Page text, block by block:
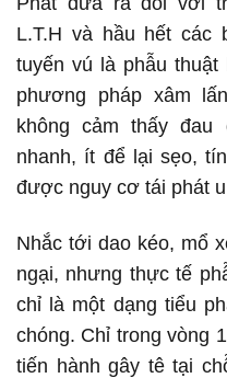
L.T.H và hầu hết các
tuyến vú là phẫu
phương pháp xâm
không cảm thấy
nhanh, ít để lại sẹo,
được nguy cơ tái phát
Nhắc tới dao kéo, mổ
ngại, nhưng thực tế
chỉ là một dạng tiểu
chóng. Chỉ trong vòng
tiến hành gây tê tại